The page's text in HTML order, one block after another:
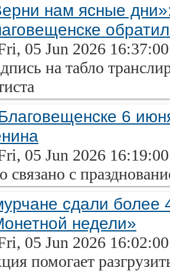
нам ясные
05 Jun 2026
на табло
6
05 Jun 2026
связано с
сдали более
недели»
05 Jun 2026
помогает